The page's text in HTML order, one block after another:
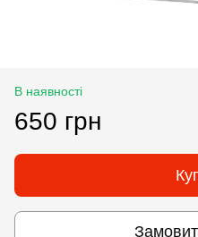
В наявності
650 грн